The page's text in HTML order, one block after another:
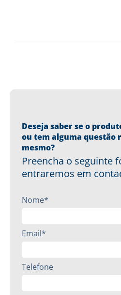
Deseja saber se o
ou tem alguma questão
mesmo?
Preencha o seguinte
entraremos em
Nome*
Email*
Telefone